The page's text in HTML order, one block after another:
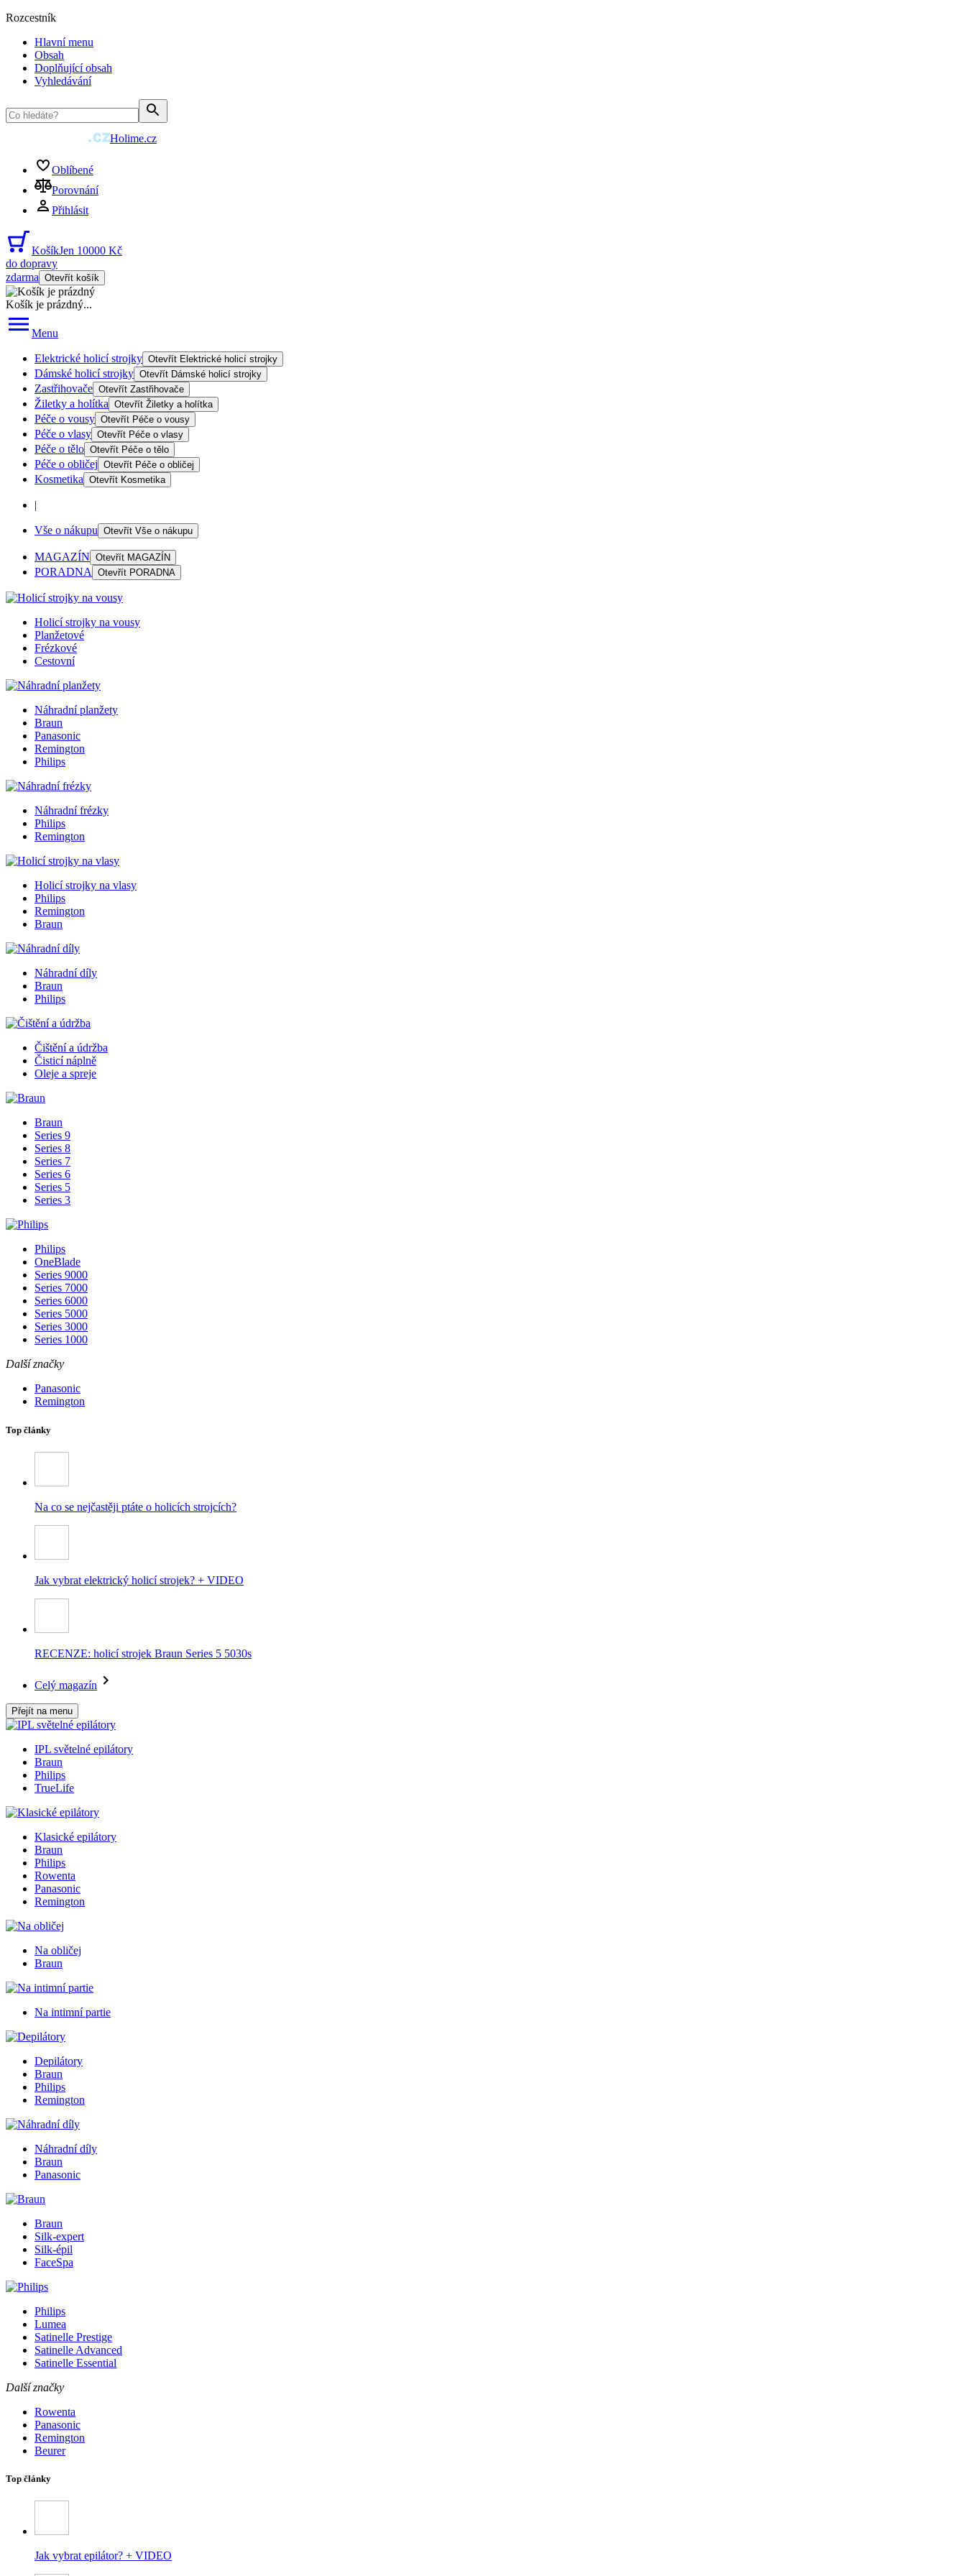
Rozcestník
Hlavní menu
Obsah
Doplňující obsah
Vyhledávání
Holime.cz
Oblíbené
Porovnání
Přihlásit
KošíkJen 10000 Kč
do dopravy
zdarma Otevřít košík
Košík je prázdný...
Menu
Elektrické holicí strojky Otevřít Elektrické holicí strojky
Dámské holicí strojky Otevřít Dámské holicí strojky
Zastřihovače Otevřít Zastřihovače
Žiletky a holítka Otevřít Žiletky a holítka
Péče o vousy Otevřít Péče o vousy
Péče o vlasy Otevřít Péče o vlasy
Péče o tělo Otevřít Péče o tělo
Péče o obličej Otevřít Péče o obličej
Kosmetika Otevřít Kosmetika
|
Vše o nákupu Otevřít Vše o nákupu
MAGAZÍN Otevřít MAGAZÍN
PORADNA Otevřít PORADNA
Holicí strojky na vousy
Planžetové
Frézkové
Cestovní
Náhradní planžety
Braun
Panasonic
Remington
Philips
Náhradní frézky
Philips
Remington
Holicí strojky na vlasy
Philips
Remington
Braun
Náhradní díly
Braun
Philips
Čištění a údržba
Čisticí náplně
Oleje a spreje
Braun
Series 9
Series 8
Series 7
Series 6
Series 5
Series 3
Philips
OneBlade
Series 9000
Series 7000
Series 6000
Series 5000
Series 3000
Series 1000
Další značky
Panasonic
Remington
Top články
Na co se nejčastěji ptáte o holicích strojcích?
Jak vybrat elektrický holicí strojek? + VIDEO
RECENZE: holicí strojek Braun Series 5 5030s
Celý magazín
Přejít na menu
IPL světelné epilátory
Braun
Philips
TrueLife
Klasické epilátory
Braun
Philips
Rowenta
Panasonic
Remington
Na obličej
Braun
Na intimní partie
Depilátory
Braun
Philips
Remington
Náhradní díly
Braun
Panasonic
Braun
Silk-expert
Silk-épil
FaceSpa
Philips
Lumea
Satinelle Prestige
Satinelle Advanced
Satinelle Essential
Další značky
Rowenta
Panasonic
Remington
Beurer
Top články
Jak vybrat epilátor? + VIDEO